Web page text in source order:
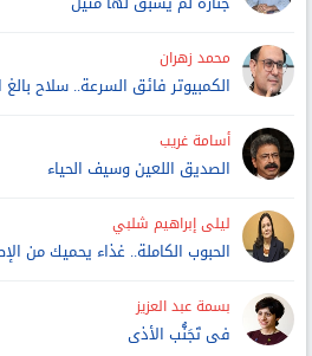
محمد زهران
الكمبيوتر فائق السرعة.. سلاح
أسامة غريب
الصديق اللعين وسيف الحياء
ليلى إبراهيم شلبي
الحبوب الكاملة.. غذاء يحميك من
بسمة عبد العزيز
فى تَجَنُّب الأذى